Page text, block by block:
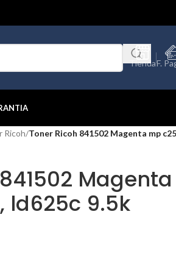
TiendaF.
Ricoh/Toner Ricoh 841502 Magenta mp
ld625c 9.5k